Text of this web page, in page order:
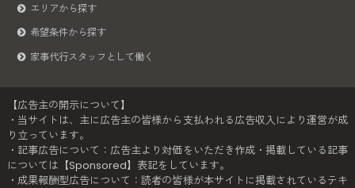
エリアから探す
希望条件から探す
家事代行スタッフとして働く
【広告主の開示について】
・当サイトは、主に広告主の皆様から支払われる広告収入により運営が成
り立っています。
・記事広告について：広告主より対価をいただき作成・掲載している記事
については【Sponsored】表記をしています。
・成果報酬型広告について：読者の皆様が本サイトに掲載されているテキ